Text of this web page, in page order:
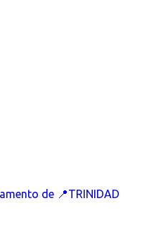
de 📍TRINIDAD